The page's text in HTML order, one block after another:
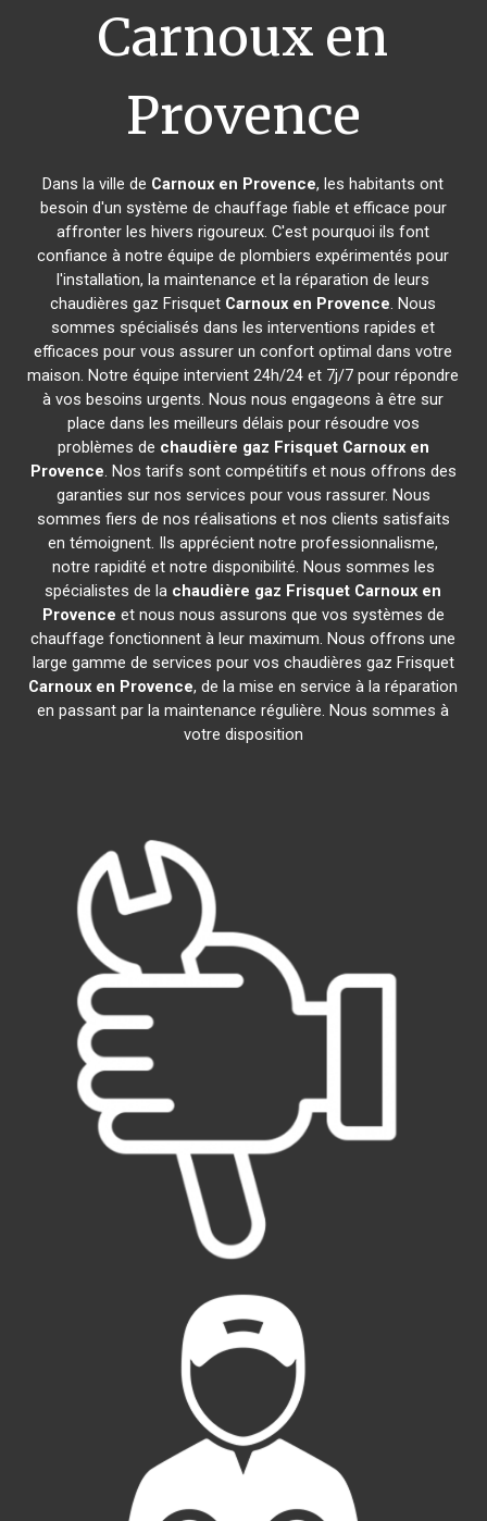
Carnoux en
Provence
Dans la ville de Carnoux en Provence, les habitants ont
besoin d'un système de chauffage fiable et efficace pour
affronter les hivers rigoureux. C'est pourquoi ils font
confiance à notre équipe de plombiers expérimentés pour
l'installation, la maintenance et la réparation de leurs
chaudières gaz Frisquet Carnoux en Provence. Nous
sommes spécialisés dans les interventions rapides et
efficaces pour vous assurer un confort optimal dans votre
maison. Notre équipe intervient 24h/24 et 7j/7 pour répondre
à vos besoins urgents. Nous nous engageons à être sur
place dans les meilleurs délais pour résoudre vos
problèmes de chaudière gaz Frisquet Carnoux en
Provence. Nos tarifs sont compétitifs et nous offrons des
garanties sur nos services pour vous rassurer. Nous
sommes fiers de nos réalisations et nos clients satisfaits
en témoignent. Ils apprécient notre professionnalisme,
notre rapidité et notre disponibilité. Nous sommes les
spécialistes de la chaudière gaz Frisquet Carnoux en
Provence et nous nous assurons que vos systèmes de
chauffage fonctionnent à leur maximum. Nous offrons une
large gamme de services pour vos chaudières gaz Frisquet
Carnoux en Provence, de la mise en service à la réparation
en passant par la maintenance régulière. Nous sommes à
votre disposition